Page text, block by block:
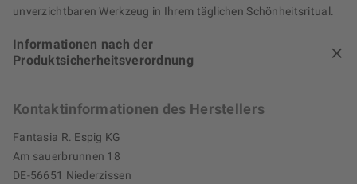
unverzichtbaren Werkzeug in Ihrem täglichen Schönheitsritual.
Informationen nach der
Produktsicherheitsverordnung
Kontaktinformationen des Herstellers
Fantasia R. Espig KG
Am sauerbrunnen 18
DE-56651 Niederzissen